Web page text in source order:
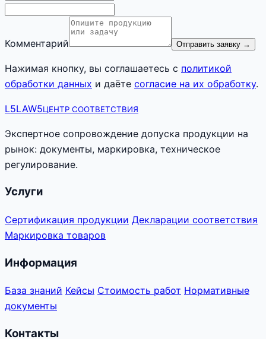
Комментарий Отправить заявку →
Нажимая кнопку, вы соглашаетесь с политикой
обработки данных и даёте согласие на их обработку.
L5LAW5ЦЕНТР СООТВЕТСТВИЯ
Экспертное сопровождение допуска продукции на
рынок: документы, маркировка, техническое
регулирование.
Услуги
Сертификация продукции Декларации соответствия
Маркировка товаров
Информация
База знаний Кейсы Стоимость работ Нормативные
документы
Контакты